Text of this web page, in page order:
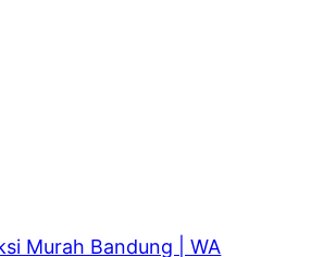
Murah Bandung | WA